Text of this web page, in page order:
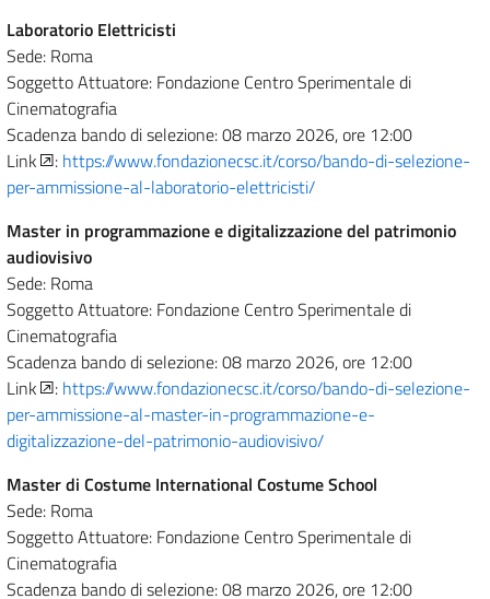
Laboratorio Elettricisti
Sede: Roma
Soggetto Attuatore: Fondazione Centro Sperimentale di
Cinematografia
Scadenza bando di selezione: 08 marzo 2026, ore 12:00
Link
: https://www.fondazionecsc.it/corso/bando-di-selezione-
per-ammissione-al-laboratorio-elettricisti/
Master in programmazione e digitalizzazione del patrimonio
audiovisivo
Sede: Roma
Soggetto Attuatore: Fondazione Centro Sperimentale di
Cinematografia
Scadenza bando di selezione: 08 marzo 2026, ore 12:00
Link
: https://www.fondazionecsc.it/corso/bando-di-selezione-
per-ammissione-al-master-in-programmazione-e-
digitalizzazione-del-patrimonio-audiovisivo/
Master di Costume International Costume School
Sede: Roma
Soggetto Attuatore: Fondazione Centro Sperimentale di
Cinematografia
Scadenza bando di selezione: 08 marzo 2026, ore 12:00